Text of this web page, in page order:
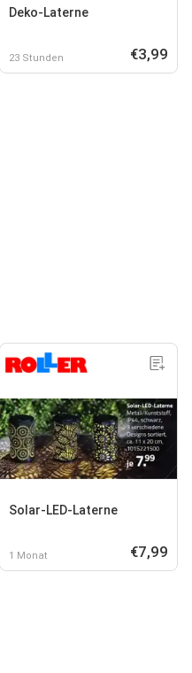
Deko-Laterne
23 Stunden €3,99
Solar-LED-Laterne
1 Monat €7,99